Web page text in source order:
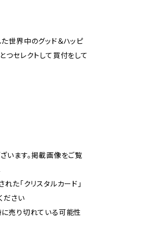
世界中のグッド＆ハッピ
つセレクトして買付をして
います。掲載画像をご覧
た「クリスタルカード」
ださい
売り切れている可能性